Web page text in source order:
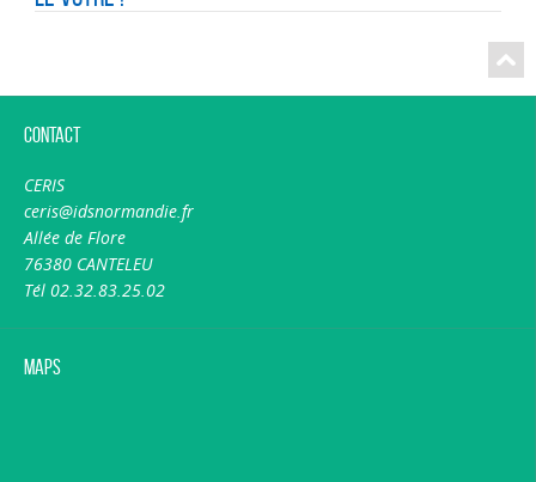
Contact
CERIS
ceris@idsnormandie.fr
Allée de Flore
76380 CANTELEU
Tél 02.32.83.25.02
Maps